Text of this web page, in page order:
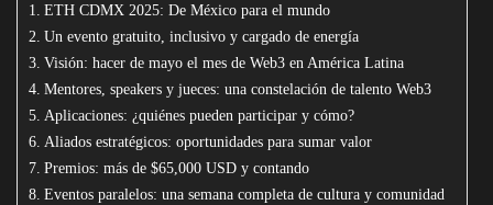
ETH CDMX 2025: De México para el mundo
Un evento gratuito, inclusivo y cargado de energía
Visión: hacer de mayo el mes de Web3 en América Latina
Mentores, speakers y jueces: una constelación de talento Web3
Aplicaciones: ¿quiénes pueden participar y cómo?
Aliados estratégicos: oportunidades para sumar valor
Premios: más de $65,000 USD y contando
Eventos paralelos: una semana completa de cultura y comunidad